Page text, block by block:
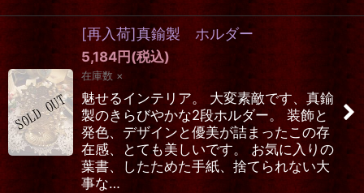
[再入荷]真鍮製 ホルダー
5,184円 (税込)
在庫数 ×
魅せるインテリア。 大変素敵です、真鍮
製のきらびやかな2段ホルダー。 装飾と
発色、デザインと優美が詰まったこの存
在感、とても美しいです。 お気に入りの
葉書、したためた手紙、捨てられない大
事な…